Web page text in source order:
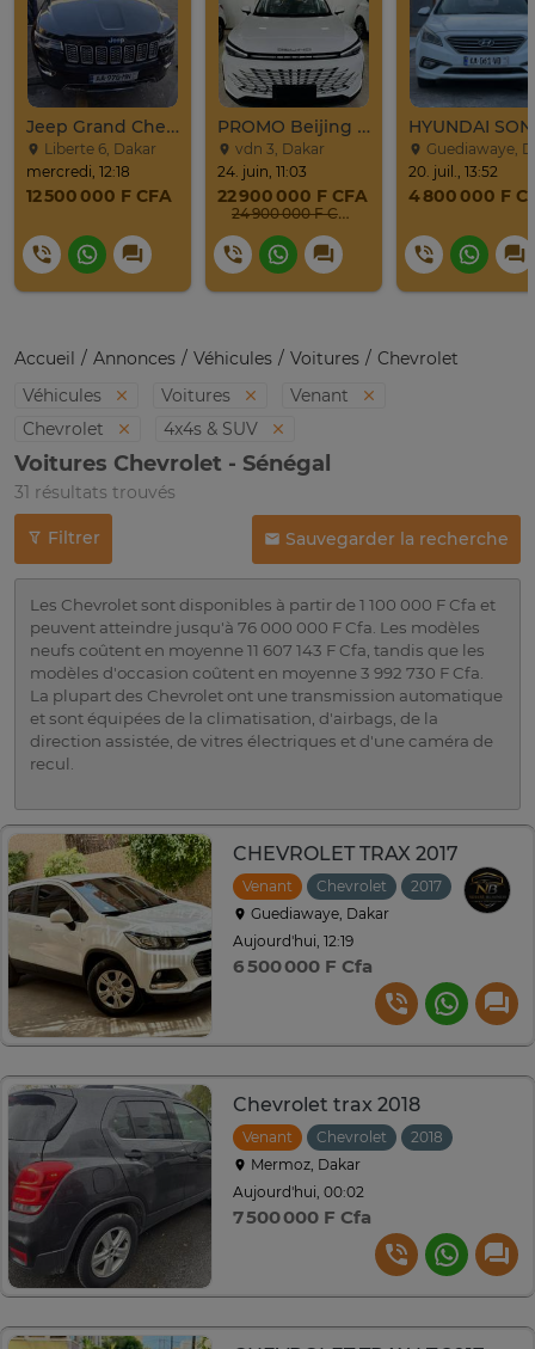
Jeep Grand Cherokee Overland 2019 À Vendre
Liberte 6, Dakar
mercredi, 12:18
12 500 000 F CFA
PROMO Beijing X7 / 2025
vdn 3, Dakar
24. juin, 11:03
22 900 000 F CFA
24 900 000 F CFA
Guediawaye,
20. juil., 13:52
4 800 000 F
Accueil Annonces Véhicules Voitures
Chevrolet
Véhicules
Voitures
Venant
Chevrolet
4x4s & SUV
Voitures Chevrolet - Sénégal
31 résultats trouvés
Filtrer Sauvegarder la recherche
Les Chevrolet sont disponibles à partir de 1 100 000 F Cfa et
peuvent atteindre jusqu'à 76 000 000 F Cfa. Les modèles
neufs coûtent en moyenne 11 607 143 F Cfa, tandis que les
modèles d'occasion coûtent en moyenne 3 992 730 F Cfa.
La plupart des Chevrolet ont une transmission automatique
et sont équipées de la climatisation, d'airbags, de la
direction assistée, de vitres électriques et d'une caméra de
recul.
CHEVROLET TRAX 2017
Venant Chevrolet 2017
Guediawaye, Dakar
Aujourd'hui, 12:19
6 500 000 F Cfa
Chevrolet trax 2018
Venant Chevrolet 2018
Mermoz, Dakar
Aujourd'hui, 00:02
7 500 000 F Cfa